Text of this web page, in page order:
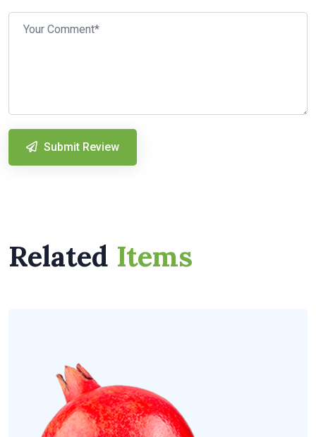
Submit Review
Related Items